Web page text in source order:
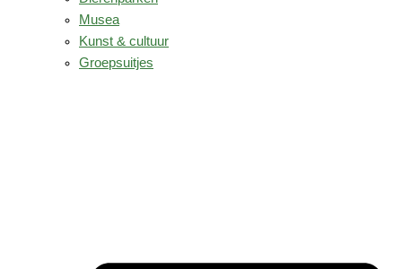
Musea
Kunst & cultuur
Groepsuitjes